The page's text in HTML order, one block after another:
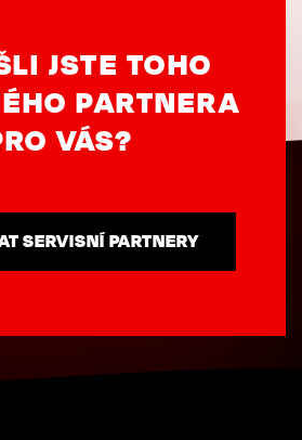
JSTE TOHO
PARTNERA
VÁS?
SERVISNÍ PARTNERY